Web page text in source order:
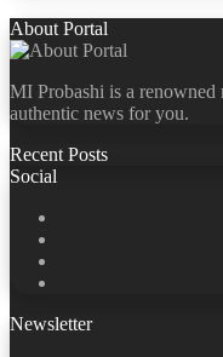
About Portal
MI Probashi is a
authentic news for you.
Recent Posts
Social
Newsletter